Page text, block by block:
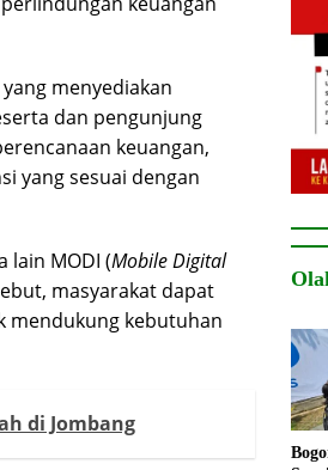
menyediakan
dan pengunjung
keuangan,
yang sesuai dengan
lain MODI (Mobile Digital
masyarakat dapat
mendukung kebutuhan
di Jombang